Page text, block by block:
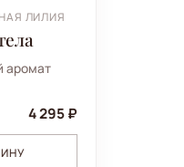
ЛИЛИЯ
аромат
4 295 ₽